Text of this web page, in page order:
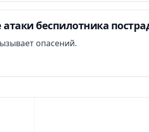
беспилотника
опасений.